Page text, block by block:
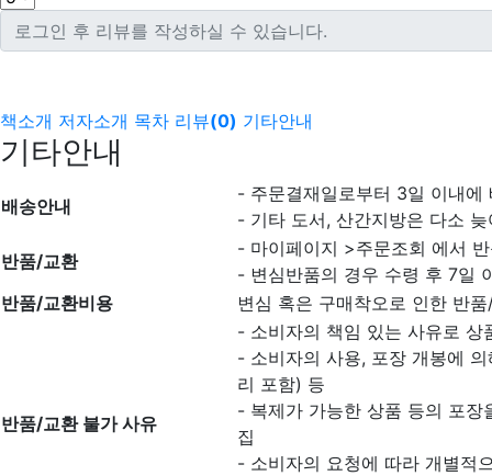
책소개 저자소개 목차 리뷰(0) 기타안내
기타안내
배송안내
- 주문결재일로부터 3일 이내에
- 기타 도서, 산간지방은 다소
반품/교환
- 마이페이지 >주문조회 에서
- 변심반품의 경우 수령 후 7일
반품/교환비용
변심 혹은 구매착오로 인한 반
반품/교환 불가 사유
- 소비자의 책임 있는 사유로
- 소비자의 사용, 포장 개봉에
리 포함) 등
- 복제가 가능한 상품 등의 포장
집
- 소비자의 요청에 따라 개별적